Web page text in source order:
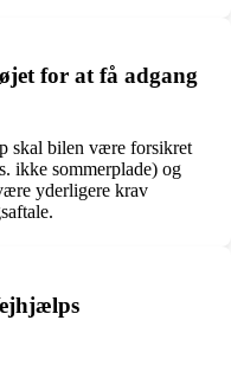
for at få adgang
skal bilen være forsikret
ikke sommerplade) og
yderligere krav